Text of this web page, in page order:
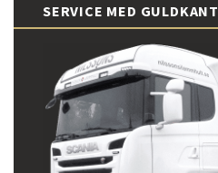
SERVICE MED GULDKANT